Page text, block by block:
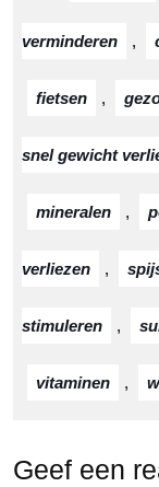
verminderen ,
fietsen ,
snel gewicht
mineralen ,
verliezen ,
stimuleren ,
vitaminen ,
Geef een